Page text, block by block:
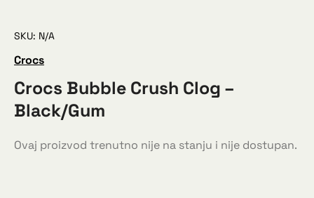
SKU: N/A
Crocs
Crocs Bubble Crush Clog –
Black/Gum
Ovaj proizvod trenutno nije na stanju i nije dostupan.